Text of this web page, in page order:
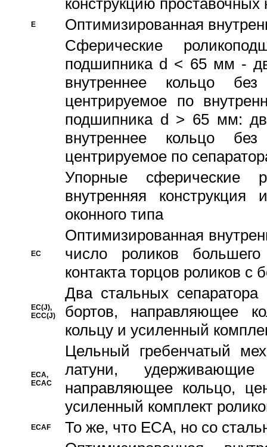
конструкцию проставочных
E
Оптимизированная
Сферические
подшипника d < 65 мм -
внутреннее кольцо
центрируемое по
подшипника d > 65 мм:
внутреннее кольцо
центрируемое по
Упорные сферические
внутренняя
оконного типа
EC
Oптимизированная
число роликов
контакта торцов роликов с
EC(J),
ECC(J)
Два стальных сепаратора
бортов, направляющее
кольцу и усиленный
ECA,
ECAC
Цельный гребенчатый
латуни,
направляющее кольцо,
усиленный комплект
ECAF То же, что ECA, но со